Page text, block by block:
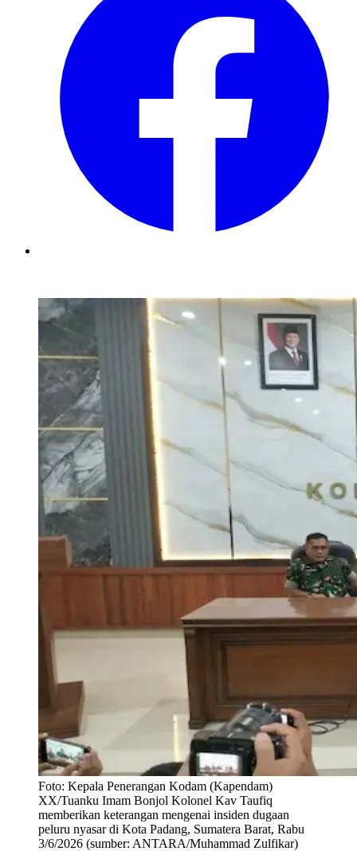
Foto: Kepala Penerangan Kodam (Kapendam)
XX/Tuanku Imam Bonjol Kolonel Kav Taufiq
memberikan keterangan mengenai insiden dugaan
peluru nyasar di Kota Padang, Sumatera Barat, Rabu
3/6/2026 (sumber: ANTARA/Muhammad Zulfikar)